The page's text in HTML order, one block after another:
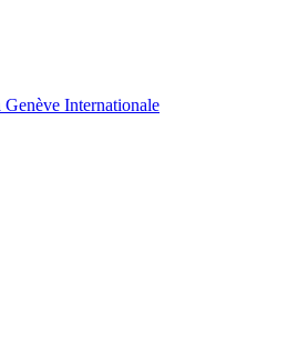
Genève Internationale